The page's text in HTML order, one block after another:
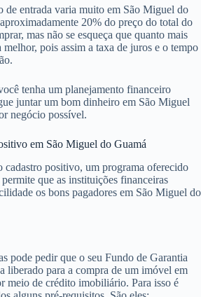
o processo de obtenção de crédito é
a falta de algum papel solicitado pela
do Guamá. Embora cada instituição peça
parecido e se você seguir a lista que já
tudo no prazo determinado.
imobiliário em São Miguel do Guamá –
entrada varia muito em São Miguel do
20% do preço do total do
mas não se esqueça que quanto mais
tenha um planejamento financeiro
juntar um bom dinheiro em São Miguel
negócio possível.